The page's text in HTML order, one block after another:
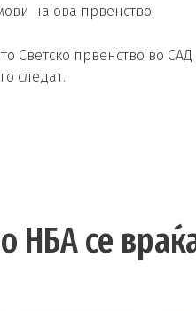
на ова првенство.
Светско првенство во
следат.
НБА се